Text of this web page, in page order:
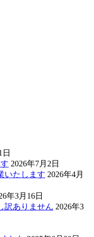
2026年7月2日
いたします 2026年4月
年3月16日
訳ありません 2026年3